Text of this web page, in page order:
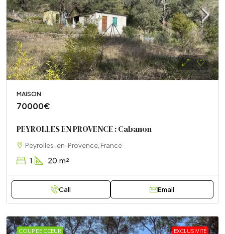
MAISON
70000€
PEYROLLES EN PROVENCE : Cabanon
Peyrolles-en-Provence, France
1 20 m²
Call Email
COUP DE CŒUR EXCLUSIVITÉ